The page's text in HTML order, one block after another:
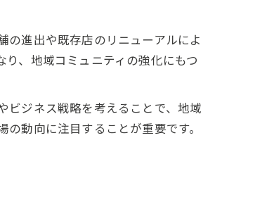
進出や既存店のリニューアルによ
、地域コミュニティの強化にもつ
ビジネス戦略を考えることで、地域
動向に注目することが重要です。